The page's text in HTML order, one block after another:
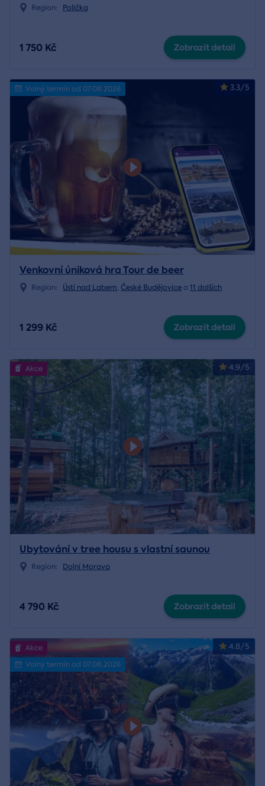
Region: Polička
1 750 Kč Zobrazit detail
3.3/5
Volný termín od 07.08.2026
Venkovní úniková hra Tour de beer
Region: Ústí nad Labem, České Budějovice a 11 dalších
1 299 Kč Zobrazit detail
4.9/5
Akce
Ubytování v tree housu s vlastní saunou
Region: Dolní Morava
4 790 Kč Zobrazit detail
4.8/5
Akce
Volný termín od 07.08.2026